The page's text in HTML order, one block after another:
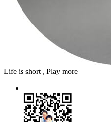
Life is short , Play more